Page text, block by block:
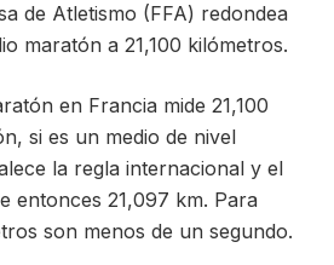
de Atletismo (FFA) redondea
maratón a 21,100 kilómetros.
en Francia mide 21,100
si es un medio de nivel
la regla internacional y el
entonces 21,097 km. Para
son menos de un segundo.